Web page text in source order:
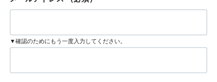
▼確認のためにもう一度入力してください。